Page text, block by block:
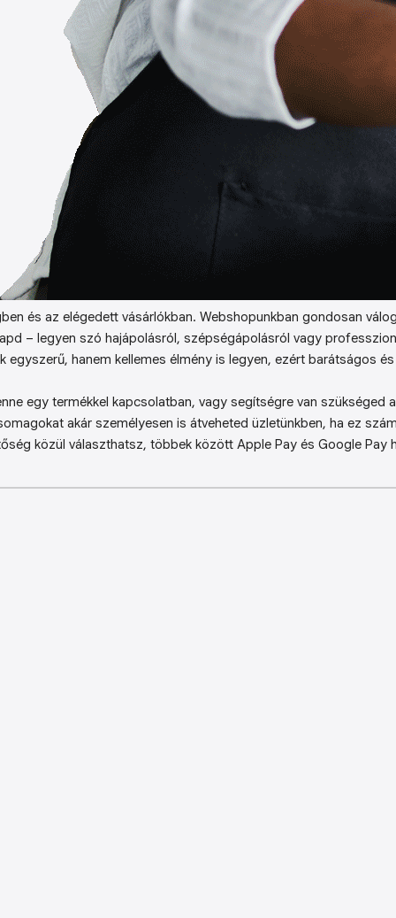
és az elégedett vásárlókban. Webshopunkban gondosan
– legyen szó hajápolásról, szépségápolásról vagy
egyszerű, hanem kellemes élmény is legyen, ezért barátságos
egy termékkel kapcsolatban, vagy segítségre van szükséged
akár személyesen is átveheted üzletünkben, ha ez
közül választhatsz, többek között Apple Pay és Google Pay